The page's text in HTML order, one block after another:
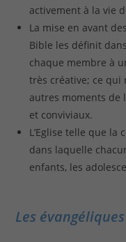
activement à la vie
La mise en avant
Bible les définit
chaque membre à
très créative; ce
autres moments de
et conviviaux.
L’Eglise telle que
dans laquelle
enfants, les
Les